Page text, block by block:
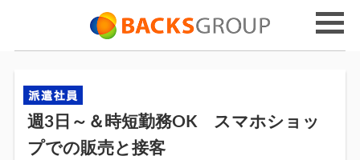
週3日～＆時短勤務OK スマホショッ
プでの販売と接客